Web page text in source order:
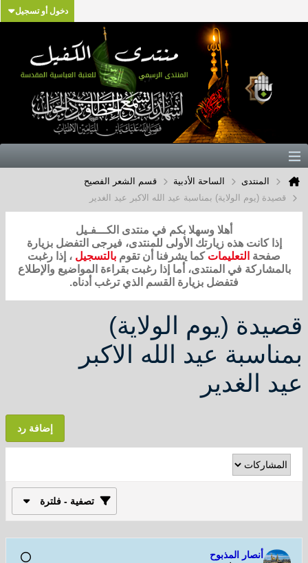
دخول أو تسجيل
المنتدى الساحة الأدبية
قسم الشعر الفصيح
قصيدة (يوم الولاية) بمناسبة عيد الله الاكبر عيد الغدير
أهلا وسهلا بكم في منتدى الكـــفـيل
إذا كانت هذه زيارتك الأولى للمنتدى، فيرجى التفضل بزيارة
صفحة التعليمات كما يشرفنا أن تقوم بالتسجيل ، إذا رغبت
بالمشاركة في المنتدى، أما إذا رغبت بقراءة المواضيع والإطلاع
فتفضل بزيارة القسم الذي ترغب أدناه.
قصيدة (يوم الولاية)
بمناسبة عيد الله الاكبر
عيد الغدير
إضافة رد
تصفية - فلترة
أنصار المذبوح